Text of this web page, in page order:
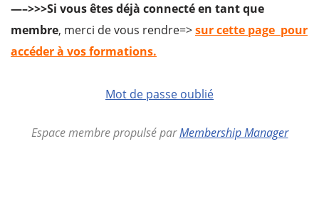
—–>>>Si vous êtes déjà connecté en tant que
membre, merci de vous rendre=>sur cette page pour
accéder à vos formations.
Mot de passe oublié
Espace membre propulsé parMembership Manager